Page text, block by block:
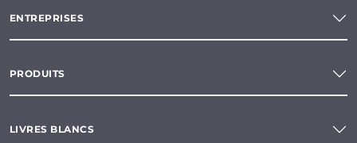
ENTREPRISES
PRODUITS
LIVRES BLANCS